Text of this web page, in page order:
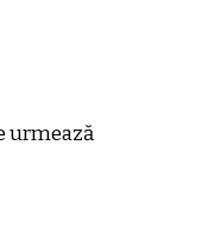
urmează